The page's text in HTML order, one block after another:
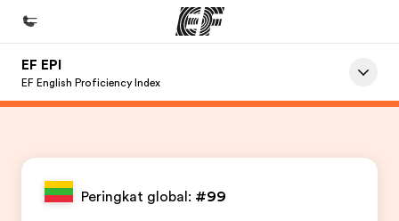
Beranda
EF EPI
EF English Proficiency Index
Peringkat global: #99